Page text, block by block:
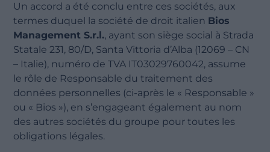
Un accord a été conclu entre ces sociétés, aux
termes duquel la société de droit italien Bios
Management S.r.l., ayant son siège social à Strada
Statale 231, 80/D, Santa Vittoria d’Alba (12069 – CN
– Italie), numéro de TVA IT03029760042, assume
le rôle de Responsable du traitement des
données personnelles (ci-après le « Responsable »
ou « Bios »), en s’engageant également au nom
des autres sociétés du groupe pour toutes les
obligations légales.